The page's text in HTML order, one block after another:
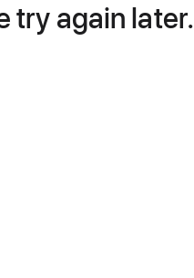
try again later.